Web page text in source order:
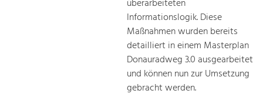
überarbeiteten
Informationslogik. Diese
Maßnahmen wurden bereits
detailliert in einem Masterplan
Donauradweg 3.0 ausgearbeitet
und können nun zur Umsetzung
gebracht werden.